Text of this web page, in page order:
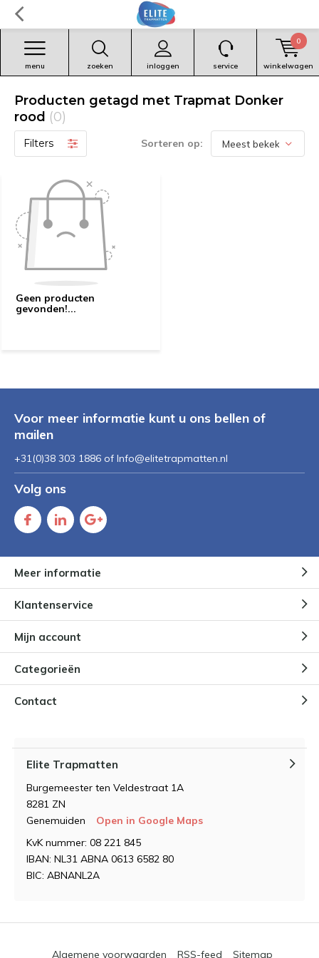
zoeken inloggen
menu service winkelwagen
0
Producten getagd met Trapmat Donker
rood (0)
Filters Sorteren op:
Geen producten
gevonden!...
Voor meer informatie kunt u ons bellen of
mailen
+31(0)38 303 1886 of Info@elitetrapmatten.nl
Volg ons
Meer informatie
Klantenservice
Mijn account
Categorieën
Contact
Elite Trapmatten
Burgemeester ten Veldestraat 1A
8281 ZN
Genemuiden
Open in Google Maps
KvK nummer: 08 221 845
IBAN: NL31 ABNA 0613 6582 80
BIC: ABNANL2A
Algemene voorwaarden RSS-feed Sitemap